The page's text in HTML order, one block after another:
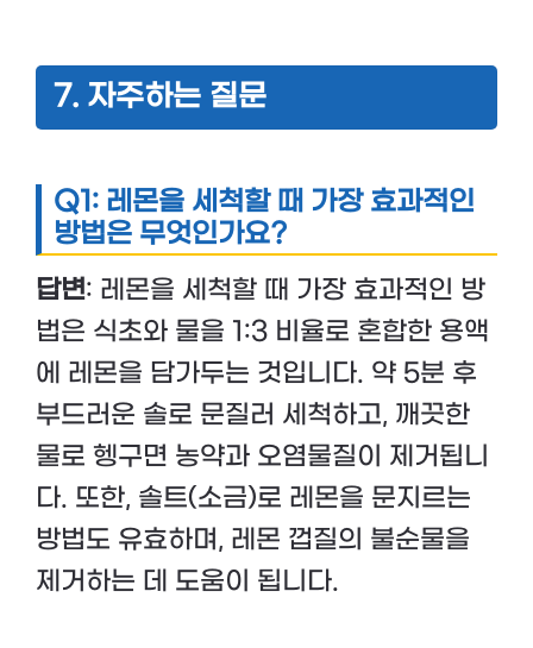
7. 자주하는 질문
Q1: 레몬을 세척할 때 가장 효과적인
방법은 무엇인가요?
답변: 레몬을 세척할 때 가장 효과적인 방
법은 식초와 물을 1:3 비율로 혼합한 용액
에 레몬을 담가두는 것입니다. 약 5분 후
부드러운 솔로 문질러 세척하고, 깨끗한
물로 헹구면 농약과 오염물질이 제거됩니
다. 또한, 솔트(소금)로 레몬을 문지르는
방법도 유효하며, 레몬 껍질의 불순물을
제거하는 데 도움이 됩니다.